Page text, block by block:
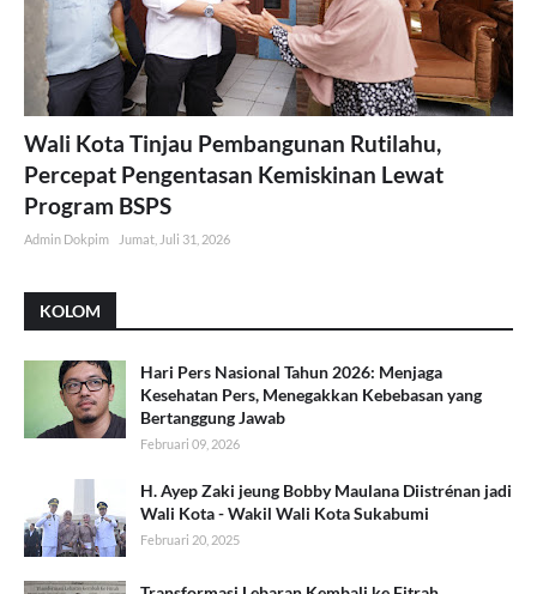
Wali Kota Tinjau Pembangunan Rutilahu,
Percepat Pengentasan Kemiskinan Lewat
Program BSPS
Admin Dokpim Jumat, Juli 31, 2026
KOLOM
Hari Pers Nasional Tahun 2026: Menjaga
Kesehatan Pers, Menegakkan Kebebasan yang
Bertanggung Jawab
Februari 09, 2026
H. Ayep Zaki jeung Bobby Maulana Diistrénan jadi
Wali Kota - Wakil Wali Kota Sukabumi
Februari 20, 2025